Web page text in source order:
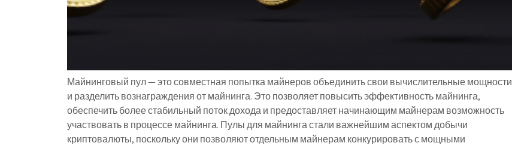
Майнинговый пул — это совместная попытка майнеров объединить свои вычислительные мощности
и разделить вознаграждения от майнинга. Это позволяет повысить эффективность майнинга,
обеспечить более стабильный поток дохода и предоставляет начинающим майнерам возможность
участвовать в процессе майнинга. Пулы для майнинга стали важнейшим аспектом добычи
криптовалюты, поскольку они позволяют отдельным майнерам конкурировать с мощными